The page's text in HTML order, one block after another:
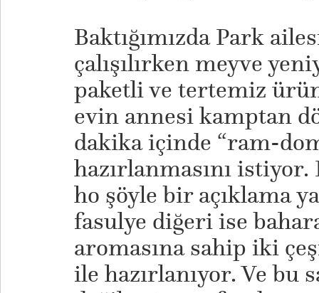
​Baktığımızda Park
çalışılırken meyve
paketli ve tertemiz
evin annesi kamptan
dakika içinde “ram-
hazırlanmasını
ho şöyle bir açıklama
fasulye diğeri ise
aromasına sahip iki
ile hazırlanıyor. Ve bu